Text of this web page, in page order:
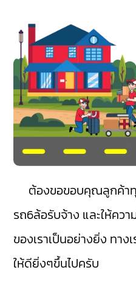
ต้องขอขอบคุณลูกค้าทุ
รถ6ล้อรับจ้าง และให้คว
ของเราเป็นอย่างยิ่ง ทาง
ให้ดียิ่งๆขึ้นไปครับ